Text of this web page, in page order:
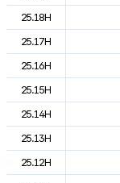
25.18H
25.17H
25.16H
25.15H
25.14H
25.13H
25.12H